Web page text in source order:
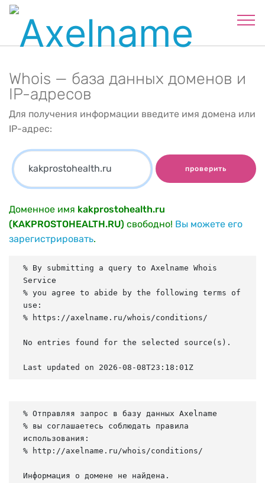
Whois — база данных доменов и
IP-адресов
Для получения информации введите имя домена или
IP-адрес:
проверить
Доменное имя kakprostohealth.ru
(KAKPROSTOHEALTH.RU) свободно! Вы можете его
зарегистрировать.
% By submitting a query to Axelname Whois
Service
% you agree to abide by the following terms of
use:
% https://axelname.ru/whois/conditions/
No entries found for the selected source(s).
Last updated on 2026-08-08T23:18:01Z
% Отправляя запрос в базу данных Axelname
% вы соглашаетесь соблюдать правила
использования:
% http://axelname.ru/whois/conditions/
Информация о домене не найдена.